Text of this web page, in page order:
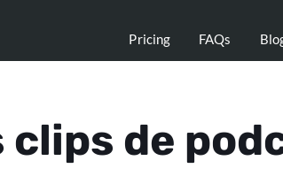
Pricing FAQs
de